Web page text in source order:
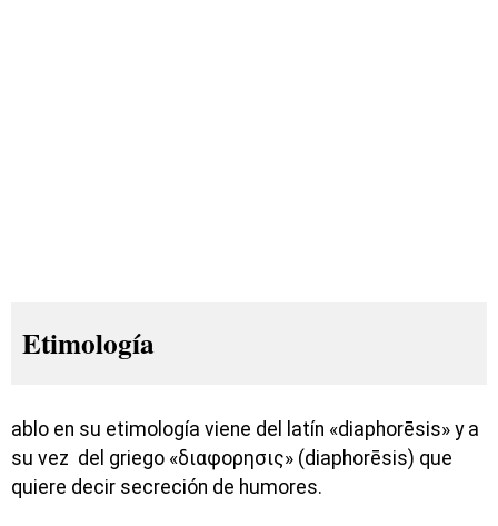
Etimología
ablo en su etimología viene del latín «diaphorēsis» y a
su vez del griego «διαφορησις» (diaphorēsis) que
quiere decir secreción de humores.